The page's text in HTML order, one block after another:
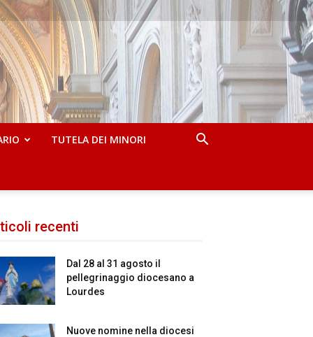
TUTELA DEI MINORI
recenti
Dal 28 al 31 agosto il
pellegrinaggio diocesano a
Lourdes
Nuove nomine nella diocesi